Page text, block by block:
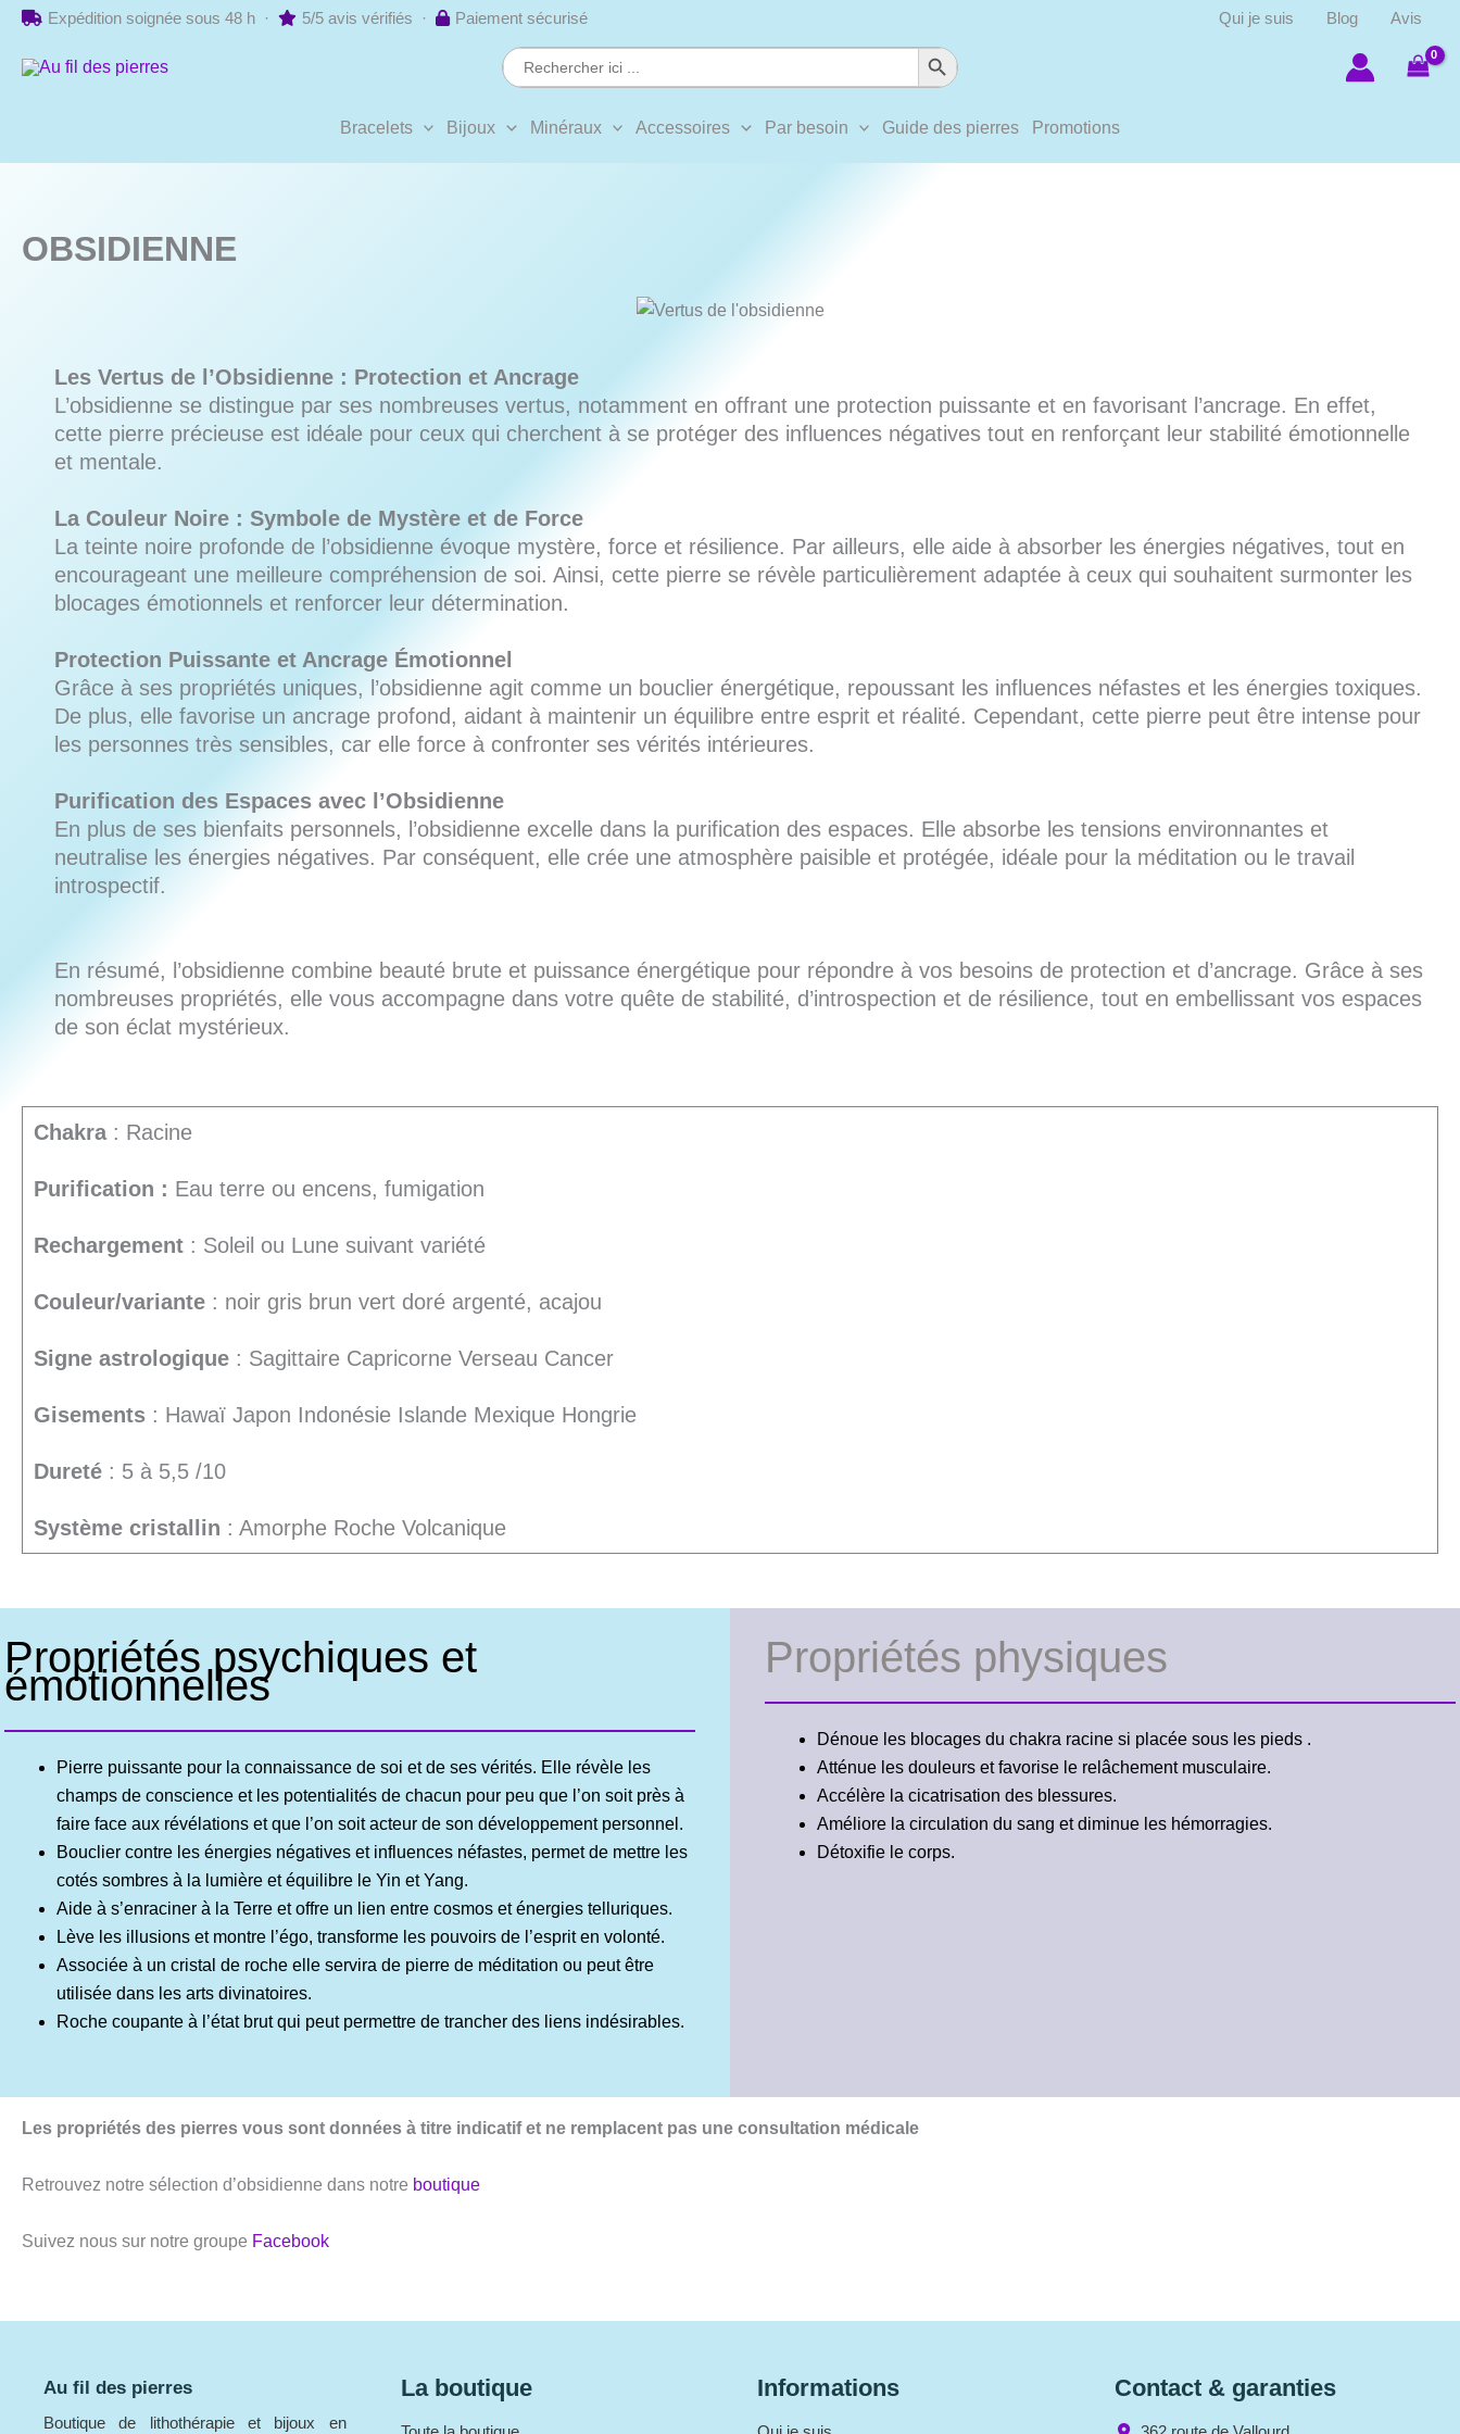
Aller
contenu
Expédition soignée sous 48 h · 5/5 avis vérifiés · Paiement sécurisé Qui je suis Blog
Avis
Search
for:
Search Button
Bracelets Bijoux Minéraux Accessoires Par besoin Guide des pierres Promotions
OBSIDIENNE
Les Vertus de l’Obsidienne : Protection et Ancrage
L’obsidienne se distingue par ses nombreuses vertus, notamment en offrant une protection puissante et en favorisant l’ancrage. En effet,
cette pierre précieuse est idéale pour ceux qui cherchent à se protéger des influences négatives tout en renforçant leur stabilité émotionnelle
et mentale.
La Couleur Noire : Symbole de Mystère et de Force
La teinte noire profonde de l’obsidienne évoque mystère, force et résilience. Par ailleurs, elle aide à absorber les énergies négatives, tout en
encourageant une meilleure compréhension de soi. Ainsi, cette pierre se révèle particulièrement adaptée à ceux qui souhaitent surmonter les
blocages émotionnels et renforcer leur détermination.
Protection Puissante et Ancrage Émotionnel
Grâce à ses propriétés uniques, l’obsidienne agit comme un bouclier énergétique, repoussant les influences néfastes et les énergies toxiques.
De plus, elle favorise un ancrage profond, aidant à maintenir un équilibre entre esprit et réalité. Cependant, cette pierre peut être intense pour
les personnes très sensibles, car elle force à confronter ses vérités intérieures.
Purification des Espaces avec l’Obsidienne
En plus de ses bienfaits personnels, l’obsidienne excelle dans la purification des espaces. Elle absorbe les tensions environnantes et
neutralise les énergies négatives. Par conséquent, elle crée une atmosphère paisible et protégée, idéale pour la méditation ou le travail
introspectif.
En résumé, l’obsidienne combine beauté brute et puissance énergétique pour répondre à vos besoins de protection et d’ancrage. Grâce à ses
nombreuses propriétés, elle vous accompagne dans votre quête de stabilité, d’introspection et de résilience, tout en embellissant vos espaces
de son éclat mystérieux.
Chakra: Racine
Purification : Eau terre ou encens, fumigation
Rechargement : Soleil ou Lune suivant variété
Couleur/variante : noir gris brun vert doré argenté, acajou
Signe astrologique : Sagittaire Capricorne Verseau Cancer
Gisements : Hawaï Japon Indonésie Islande Mexique Hongrie
Dureté : 5 à 5,5 /10
Système cristallin : Amorphe Roche Volcanique
Propriétés psychiques et
émotionnelles
Pierre puissante pour la connaissance de soi et de ses vérités. Elle révèle les
champs de conscience et les potentialités de chacun pour peu que l’on soit près à
faire face aux révélations et que l’on soit acteur de son développement personnel.
Bouclier contre les énergies négatives et influences néfastes, permet de mettre les
cotés sombres à la lumière et équilibre le Yin et Yang.
Aide à s’enraciner à la Terre et offre un lien entre cosmos et énergies telluriques.
Lève les illusions et montre l’égo, transforme les pouvoirs de l’esprit en volonté.
Associée à un cristal de roche elle servira de pierre de méditation ou peut être
utilisée dans les arts divinatoires.
Roche coupante à l’état brut qui peut permettre de trancher des liens indésirables.
Propriétés physiques
Dénoue les blocages du chakra racine si placée sous les pieds .
Atténue les douleurs et favorise le relâchement musculaire.
Accélère la cicatrisation des blessures.
Améliore la circulation du sang et diminue les hémorragies.
Détoxifie le corps.
Les propriétés des pierres vous sont données à titre indicatif et ne remplacent pas une consultation médicale
Retrouvez notre sélection d’obsidienne dans notre boutique
Suivez nous sur notre groupe Facebook
Au fil des pierres
Boutique de lithothérapie et bijoux en
La boutique Informations Contact & garanties